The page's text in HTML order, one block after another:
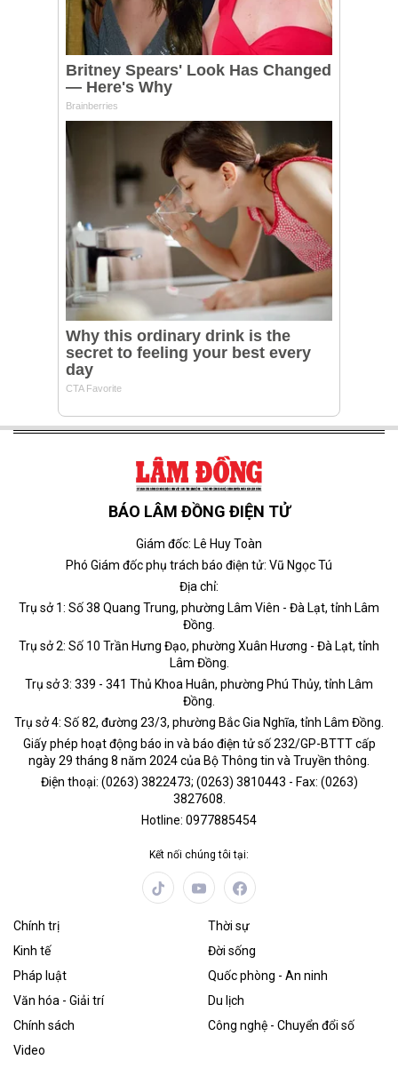
BÁO LÂM ĐỒNG ĐIỆN TỬ
Giám đốc: Lê Huy Toàn
Phó Giám đốc phụ trách báo điện tử: Vũ Ngọc Tú
Địa chỉ:
Trụ sở 1: Số 38 Quang Trung, phường Lâm Viên - Đà Lạt, tỉnh Lâm
Đồng.
Trụ sở 2: Số 10 Trần Hưng Đạo, phường Xuân Hương - Đà Lạt, tỉnh
Lâm Đồng.
Trụ sở 3: 339 - 341 Thủ Khoa Huân, phường Phú Thủy, tỉnh Lâm
Đồng.
Trụ sở 4: Số 82, đường 23/3, phường Bắc Gia Nghĩa, tỉnh Lâm Đồng.
Giấy phép hoạt động báo in và báo điện tử số 232/GP-BTTT cấp
ngày 29 tháng 8 năm 2024 của Bộ Thông tin và Truyền thông.
Điện thoại: (0263) 3822473; (0263) 3810443 - Fax: (0263)
3827608.
Hotline: 0977885454
Kết nối chúng tôi tại:
Chính trị
Thời sự
Kinh tế
Đời sống
Pháp luật
Quốc phòng - An ninh
Văn hóa - Giải trí
Du lịch
Chính sách
Công nghệ - Chuyển đổi số
Video